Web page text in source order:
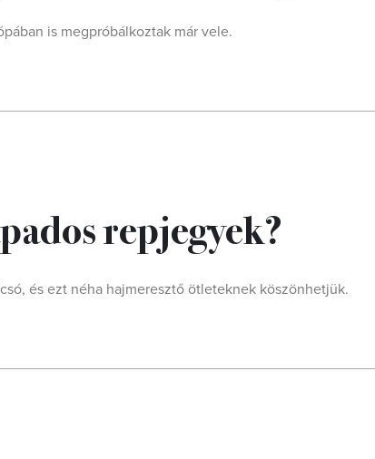
is megpróbálkoztak már vele.
repjegyek?
és ezt néha hajmeresztő ötleteknek köszönhetjük.